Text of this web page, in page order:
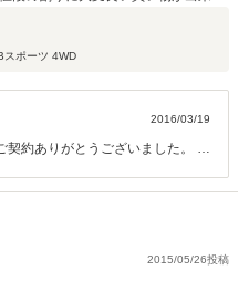
会も是非宜しく お願いします。 ク
ポーツ 4WD
2016/03/19
契約ありがとうございました。 遠
気持ちの良いお取引ができまし
をいただきありがとうございま
いたします。 また必要な車輌が
い、できる限りの対応はさせて
2015/05/26投稿